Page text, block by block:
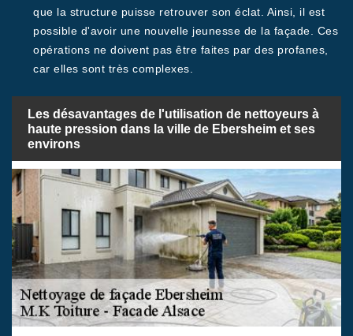
que la structure puisse retrouver son éclat. Ainsi, il est
possible d'avoir une nouvelle jeunesse de la façade. Ces
opérations ne doivent pas être faites par des profanes,
car elles sont très complexes.
Les désavantages de l'utilisation de nettoyeurs à
haute pression dans la ville de Ebersheim et ses
environs